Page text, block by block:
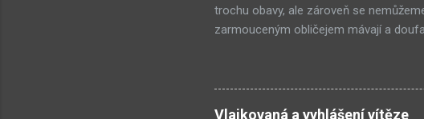
trochu obavy, ale zároveň se
zarmouceným obličejem mávají a
večer jdeme hrát hru, která je pro nás
na to nebyl moc čas. První hra
pohledu na ni se klepu zimou a běhá
Vlajkovaná a vyhlášení vítěze